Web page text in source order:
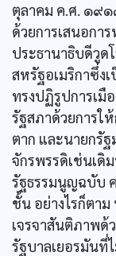
ตุลาคม ค.ศ. ๑๙๑
ด้วยการเสนอการ
ประธานาธิบดีวูด
สหรัฐอเมริกาซึ่ง
ทรงปฏิรูปการเมื
รัฐสภาด้วยการใ
ตาก และนายกรั
จักรพรรดิเช่นเดิ
รัฐธรรมนูญฉบับ
ชั้น อย่างไรก็ตาม
เจรจาสันติภาพด้
รัฐบาลเยอรมันที่